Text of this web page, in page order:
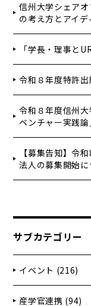
信州大学シェア
の考え方とアイ
「学長・理事と
令和８年度特許
令和８年度信州
ベンチャー実践
【募集告知】令
法人の募集開始に
サブカテゴリー
イベント (216)
産学官連携 (94)